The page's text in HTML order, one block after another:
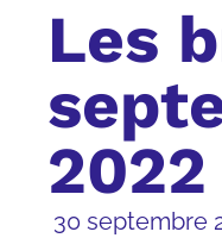
Les
2022
30 septembre